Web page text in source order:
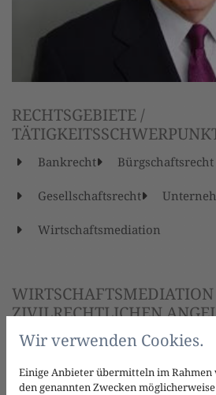
RECHTSGEBIETE /
Bankrecht Bürgschaftsrecht
Gesellschaftsrecht
Wirtschaftsmediation
ZIVILRECHTLICHEN
Bank-, Gesellschafts-,
Wir verwenden Cookies.
Einige Anbieter übermitteln im Rahmen
den genannten Zwecken